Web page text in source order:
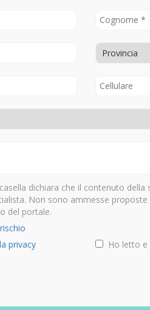
dichiara che il contenuto
Non sono ammesse
del portale.
privacy Ho letto